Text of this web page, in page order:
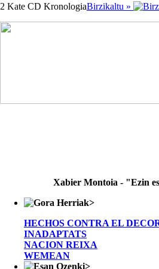
2 Kate CD KronologiaBirzikaltu »
Xabier Montoia - "Ezin
>
HECHOS CONTRA EL
INADAPTATS
NACION REIXA
WEMEAN
>